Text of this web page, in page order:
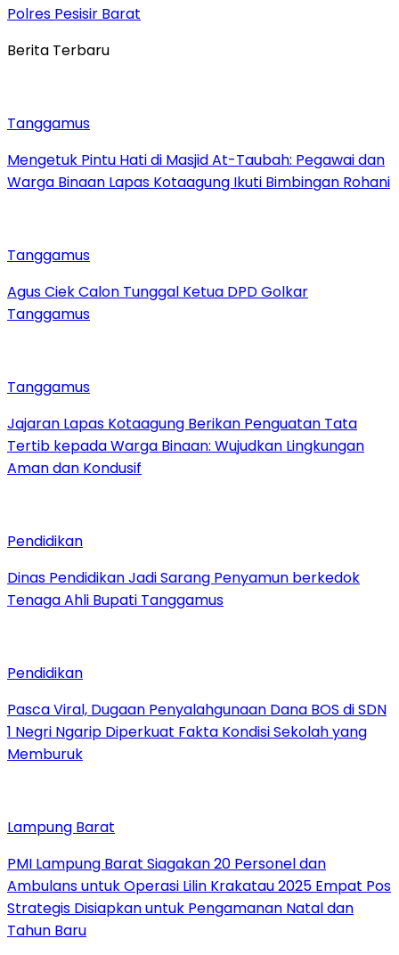
Polres Pesisir Barat
Berita Terbaru
Tanggamus
Mengetuk Pintu Hati di Masjid At-Taubah: Pegawai dan
Warga Binaan Lapas Kotaagung Ikuti Bimbingan Rohani
Tanggamus
Agus Ciek Calon Tunggal Ketua DPD Golkar
Tanggamus
Tanggamus
Jajaran Lapas Kotaagung Berikan Penguatan Tata
Tertib kepada Warga Binaan: Wujudkan Lingkungan
Aman dan Kondusif
Pendidikan
Dinas Pendidikan Jadi Sarang Penyamun berkedok
Tenaga Ahli Bupati Tanggamus
Pendidikan
Pasca Viral, Dugaan Penyalahgunaan Dana BOS di SDN
1 Negri Ngarip Diperkuat Fakta Kondisi Sekolah yang
Memburuk
Lampung Barat
PMI Lampung Barat Siagakan 20 Personel dan
Ambulans untuk Operasi Lilin Krakatau 2025 Empat Pos
Strategis Disiapkan untuk Pengamanan Natal dan
Tahun Baru